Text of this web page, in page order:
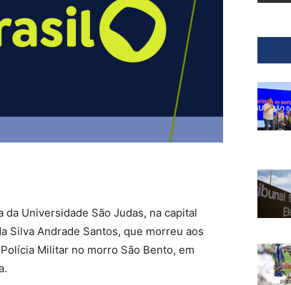
da Universidade São Judas, na capital
Silva Andrade Santos, que morreu aos
Militar no morro São Bento, em